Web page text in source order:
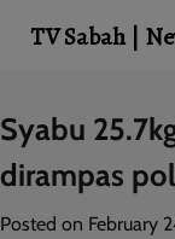
Skip
to
content
Syabu
dirampas
Posted on February
TV Sabah |